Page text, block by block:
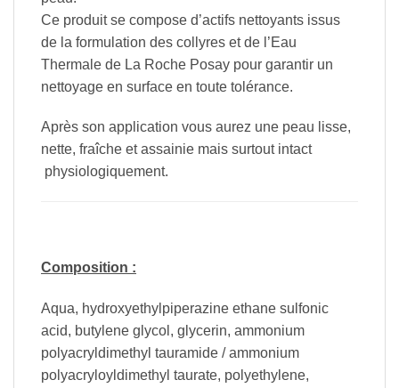
Ce produit se compose d’actifs nettoyants issus
de la formulation des collyres et de l’Eau
Thermale de La Roche Posay pour garantir un
nettoyage en surface en toute tolérance.
Après son application vous aurez une peau lisse,
nette, fraîche et assainie mais surtout intact
physiologiquement.
Composition :
Aqua, hydroxyethylpiperazine ethane sulfonic
acid, butylene glycol, glycerin, ammonium
polyacryldimethyl tauramide / ammonium
polyacryloyldimethyl taurate, polyethylene,